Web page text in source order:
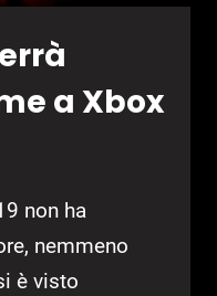
a Xbox
non ha
nemmeno
è visto